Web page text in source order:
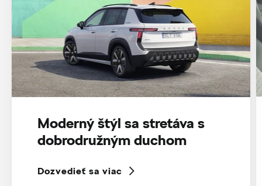
Moderný štýl sa stretáva s
dobrodružným duchom
Dozvedieť sa viac